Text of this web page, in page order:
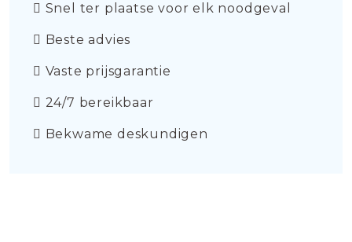
Snel ter plaatse voor elk noodgeval
Beste advies
Vaste prijsgarantie
24/7 bereikbaar
Bekwame deskundigen